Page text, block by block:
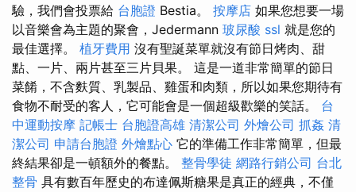
驗，我們會投票給 台胞證 Bestia。 按摩店 如果您想要一場
以音樂會為主題的聚會，Jedermann 玻尿酸 ssl 就是您的
最佳選擇。 植牙費用 沒有聖誕菜單就沒有節日烤肉、甜
點、一片、兩片甚至三片貝果。 這是一道非常簡單的節日
菜餚，不含麩質、乳製品、雞蛋和肉類，所以如果您期待有
食物不耐受的客人，它可能會是一個超級歡樂的笑話。 台
中運動按摩 記帳士 台胞證高雄 清潔公司 外燴公司 抓姦 清
潔公司 申請台胞證 外燴點心 它的準備工作非常簡單，但最
終結果卻是一頓額外的餐點。 整骨學徒 網路行銷公司 台北
整骨 具有數百年歷史的布達佩斯糖果是真正的經典，不僅